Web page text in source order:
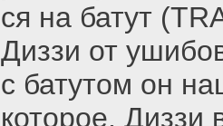
ся на батут
Диззи от
с батутом он
которое, Диззи